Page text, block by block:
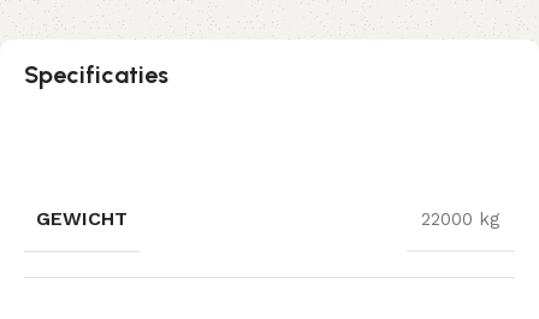
Specificaties
GEWICHT 22000 kg